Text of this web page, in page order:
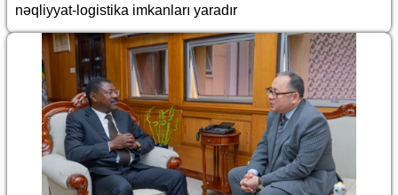
nəqliyyat-logistika imkanları yaradır